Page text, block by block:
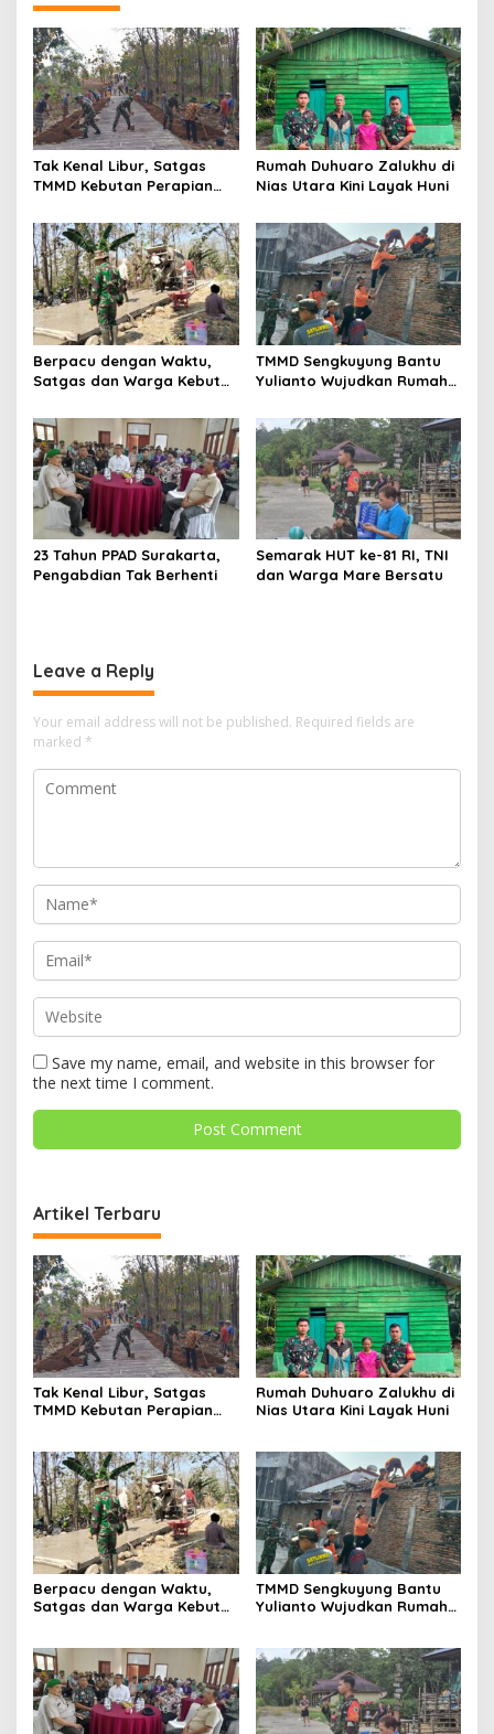
Tak Kenal Libur, Satgas
TMMD Kebutan Perapian
Warga
Rumah Duhuaro Zalukhu di
Nias Utara Kini Layak Huni
Berpacu dengan Waktu,
Satgas dan Warga Kebut
Boyolali
TMMD Sengkuyung Bantu
Yulianto Wujudkan Rumah
23 Tahun PPAD Surakarta,
Pengabdian Tak Berhenti
Semarak HUT ke-81 RI, TNI
dan Warga Mare Bersatu
Leave a Reply
Your email address will not be published. Required fields are
marked *
Save my name, email, and website in this browser for
the next time I comment.
Artikel Terbaru
Tak Kenal Libur, Satgas
TMMD Kebutan Perapian
Rumah Duhuaro Zalukhu di
Nias Utara Kini Layak Huni
Berpacu dengan Waktu,
Satgas dan Warga Kebut
TMMD Sengkuyung Bantu
Yulianto Wujudkan Rumah